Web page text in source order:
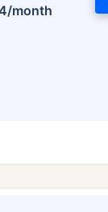
month